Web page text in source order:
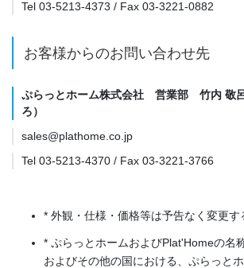
Tel 03-5213-4373 / Fax 03-3221-0882
お客様からのお問い合わせ先
ぷらっとホーム株式会社 営業部 竹内 敬
ろ）
sales@plathome.co.jp
Tel 03-5213-4370 / Fax 03-3221-3766
* 外観・仕様・価格等は予告なく変更す
* ぷらっとホームおよびPlat'Homeの名
およびその他の国における、ぷらっと